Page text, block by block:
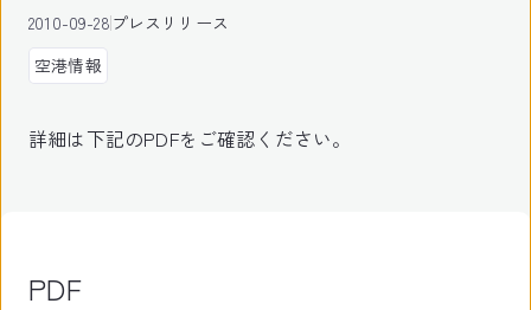
2010-09-28プレスリリース
空港情報
詳細は下記のPDFをご確認ください。
PDF